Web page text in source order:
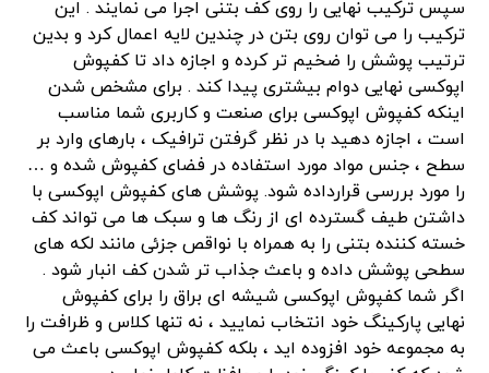
سپس ترکیب نهایی را روی کف بتنی اجرا می نمایند . این
ترکیب را می توان روی بتن در چندین لایه اعمال کرد و بدین
ترتیب پوشش را ضخیم تر کرده و اجازه داد تا کفپوش
اپوکسی نهایی دوام بیشتری پیدا کند . برای مشخص شدن
اینکه کفپوش اپوکسی برای صنعت و کاربری شما مناسب
است ، اجازه دهید با در نظر گرفتن ترافیک ، بارهای وارد بر
سطح ، جنس مواد مورد استفاده در فضای کفپوش شده و …
را مورد بررسی قرارداده شود. پوشش های کفپوش اپوکسی با
داشتن طیف گسترده ای از رنگ ها و سبک ها می تواند کف
خسته کننده بتنی را به همراه با نواقص جزئی مانند لکه های
سطحی پوشش داده و باعث جذاب تر شدن کف انبار شود .
اگر شما کفپوش اپوکسی شیشه ای براق را برای کفپوش
نهایی پارکینگ خود انتخاب نمایید ، نه تنها کلاس و ظرافت را
به مجموعه خود افزوده اید ، بلکه کفپوش اپوکسی باعث می